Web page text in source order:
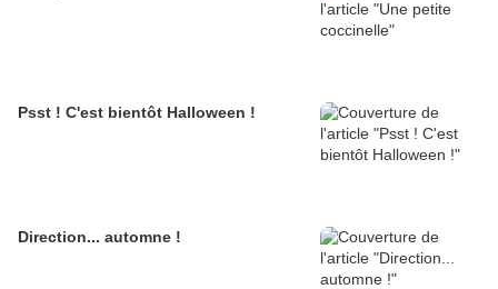
Psst ! C'est bientôt Halloween !
Direction... automne !